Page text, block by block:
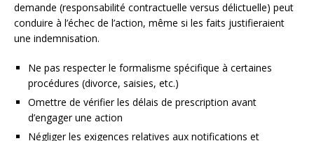
demande (responsabilité contractuelle versus délictuelle) peut
conduire à l’échec de l’action, même si les faits justifieraient
une indemnisation.
Ne pas respecter le formalisme spécifique à certaines
procédures (divorce, saisies, etc.)
Omettre de vérifier les délais de prescription avant
d’engager une action
Négliger les exigences relatives aux notifications et